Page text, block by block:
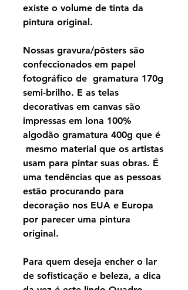
existe o volume de tinta da
pintura original.
Nossas gravura/pôsters são
confeccionados em papel
fotográfico de gramatura 170g
semi-brilho. E as telas
decorativas em canvas são
impressas em lona 100%
algodão gramatura 400g que é
mesmo material que os artistas
usam para pintar suas obras. É
uma tendências que as pessoas
estão procurando para
decoração nos EUA e Europa
por parecer uma pintura
original.
Para quem deseja encher o lar
de sofisticação e beleza, a dica